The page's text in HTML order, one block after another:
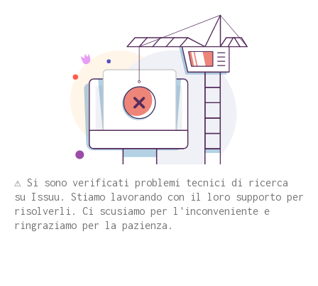
⚠️ Si sono verificati problemi tecnici di ricerca
su Issuu. Stiamo lavorando con il loro supporto per
risolverli. Ci scusiamo per l'inconveniente e
ringraziamo per la pazienza.